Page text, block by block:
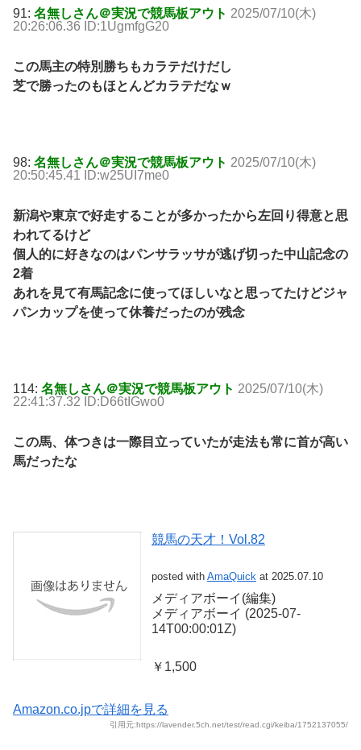
91: 名無しさん＠実況で競馬板アウト 2025/07/10(木)
20:26:06.36 ID:1UgmfgG20
この馬主の特別勝ちもカラテだけだし
芝で勝ったのもほとんどカラテだなｗ
98: 名無しさん＠実況で競馬板アウト 2025/07/10(木)
20:50:45.41 ID:w25UI7me0
新潟や東京で好走することが多かったから左回り得意と思
われてるけど
個人的に好きなのはパンサラッサが逃げ切った中山記念の
2着
あれを見て有馬記念に使ってほしいなと思ってたけどジャ
パンカップを使って休養だったのが残念
114: 名無しさん＠実況で競馬板アウト 2025/07/10(木)
22:41:37.32 ID:D66tIGwo0
この馬、体つきは一際目立っていたが走法も常に首が高い
馬だったな
競馬の天才！Vol.82
posted with AmaQuick at 2025.07.10
メディアボーイ(編集)
メディアボーイ (2025-07-
14T00:00:01Z)
￥1,500
Amazon.co.jpで詳細を見る
引用元:https://lavender.5ch.net/test/read.cgi/keiba/1752137055/